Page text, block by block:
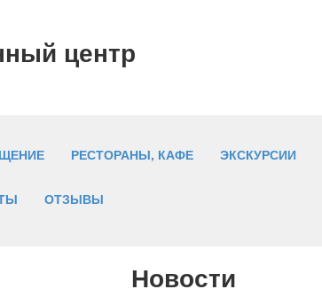
центр
РЕСТОРАНЫ, КАФЕ ЭКСКУРСИИ
ОТЗЫВЫ
Новости